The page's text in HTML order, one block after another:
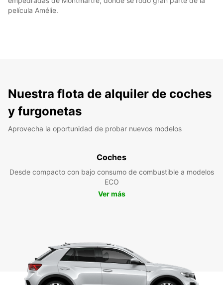
película Amélie.
Nuestra flota de alquiler de coches
y furgonetas
Aprovecha la oportunidad de probar nuevos modelos
Coches
Desde compacto con bajo consumo de combustible a modelos
ECO
Ver más